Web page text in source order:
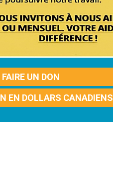
FAIRE UN DON
EN DOLLARS CANADIENS